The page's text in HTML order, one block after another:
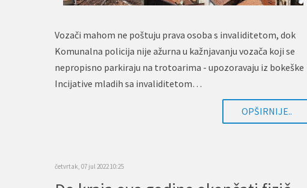
Vozači mahom ne poštuju prava osoba s invaliditetom, dok
Komunalna policija nije ažurna u kažnjavanju vozača koji se
nepropisno parkiraju na trotoarima - upozoravaju iz bokeške
Incijative mladih sa invaliditetom…
OPŠIRNIJE..
četvrtak, 07 jul 2022 10:25